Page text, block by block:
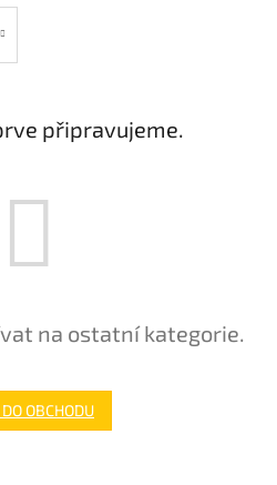
připravujeme.
na ostatní kategorie.
OBCHODU